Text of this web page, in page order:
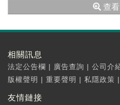
查
相關訊息
法定公告欄 | 廣告查詢 | 公司介
版權聲明 | 重要聲明 | 私隱政策 |
友情鏈接